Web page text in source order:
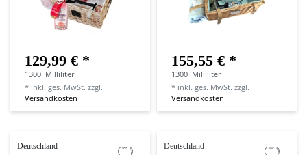
129,99 € *
1300 Milliliter
* inkl. ges. MwSt. zzgl.
Versandkosten
155,55 € *
1300 Milliliter
* inkl. ges. MwSt. zzgl.
Versandkosten
Deutschland Deutschland